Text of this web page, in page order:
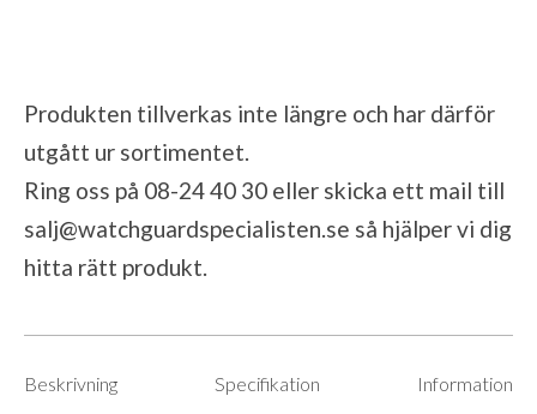
Produkten tillverkas inte längre och har därför
utgått ur sortimentet.
Ring oss på 08-24 40 30 eller skicka ett mail till
salj@watchguardspecialisten.se så hjälper vi dig
hitta rätt produkt.
Beskrivning Specifikation Information